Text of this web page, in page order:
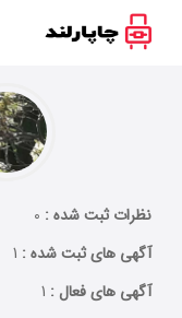
نظرات ثبت شده : 0
آگهی های ثبت شده : 1
آگهی های فعال : 1